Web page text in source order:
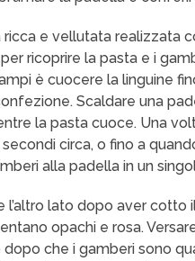
ricca e vellutata realizzata
ricoprire la pasta e i
è cuocere la linguine
Scaldare una
la pasta cuoce. Una
circa, o fino a
alla padella in un
l’altro lato dopo aver
opachi e rosa.
che i gamberi sono